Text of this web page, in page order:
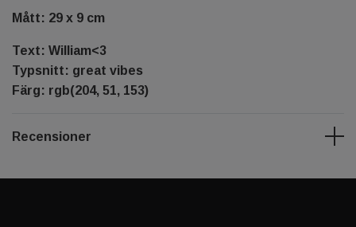
Mått: 29 x 9 cm
Text: William<3
Typsnitt: great vibes
Färg: rgb(204, 51, 153)
Recensioner